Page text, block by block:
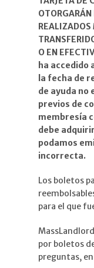
OTORGARÁN
O EN
ha accedido
la fecha de
de ayuda no
previos de
membresía
debe
podamos
incorrecta.
Los boletos
para el que
por boletos
preguntas,